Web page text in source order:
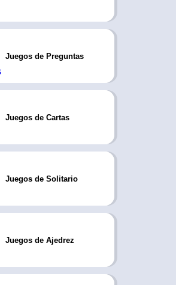
Juegos de Preguntas
Juegos de Cartas
Juegos de Solitario
Juegos de Ajedrez